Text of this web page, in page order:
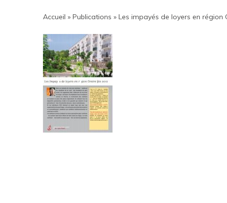
Accueil » Publications » Les impayés de loyers en région